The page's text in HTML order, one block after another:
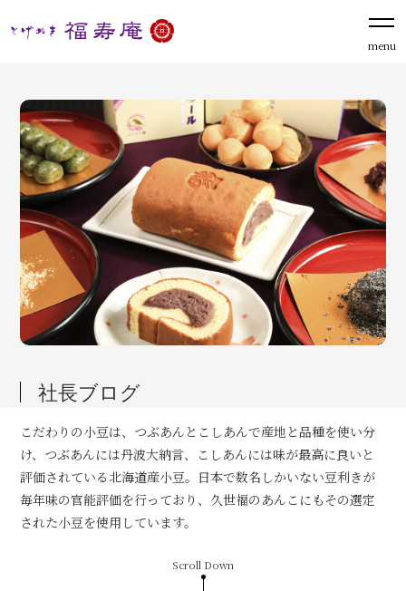
menu
社長ブログ
こだわりの小豆は、つぶあんとこしあんで産地と品種を使い分
け、つぶあんには丹波大納言、こしあんには味が最高に良いと
評価されている北海道産小豆。日本で数名しかいない豆利きが
毎年味の官能評価を行っており、久世福のあんこにもその選定
された小豆を使用しています。
Scroll Down